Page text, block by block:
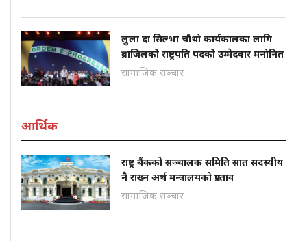
लुला दा सिल्भा चौथो कार्यकालका लागि
ब्राजिलको राष्ट्रपति पदको उम्मेदवार मनोनित
सामाजिक सञ्चार
आर्थिक
राष्ट्र बैंकको सञ्चालक समिति सात सदस्यीय
नै राख्न अर्थ मन्त्रालयको प्रश्ताव
सामाजिक सञ्चार